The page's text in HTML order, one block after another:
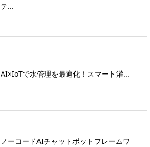
テ...
AI×IoTで水管理を最適化！スマート灌...
ノーコードAIチャットボットフレームワ